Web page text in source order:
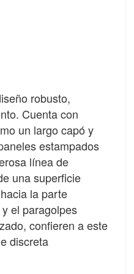
robusto,
Cuenta con
un largo capó y
estampados
línea de
una superficie
la parte
el paragolpes
confieren a este
discreta